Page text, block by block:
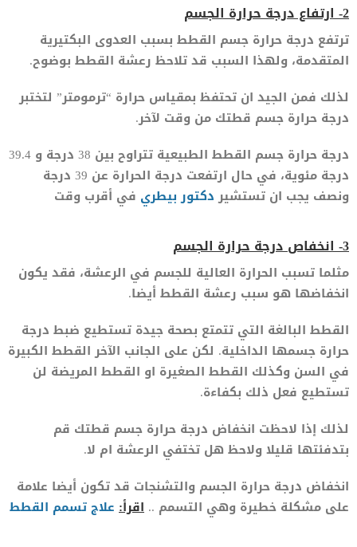
2- ارتفاع درجة حرارة الجسم
ترتفع درجة حرارة جسم القطط بسبب العدوى البكتيرية
المتقدمة، ولهذا السبب قد تلاحظ رعشة القطط بوضوح.
لذلك فمن الجيد ان تحتفظ بمقياس حرارة “ترمومتر” لتختبر
درجة حرارة جسم قطتك من وقت لآخر.
درجة حرارة جسم القطط الطبيعية تتراوح بين 38 درجة و 39.4
درجة مئوية، في حال ارتفعت درجة الحرارة عن 39 درجة
ونصف يجب ان تستشيردكتور بيطري في أقرب وقت
3- انخفاص درجة حرارة الجسم
مثلما تسبب الحرارة العالية للجسم في الرعشة، فقد يكون
انخفاضها هو سبب رعشة القطط أيضا.
القطط البالغة التي تتمتع بصحة جيدة تستطيع ضبط درجة
حرارة جسمها الداخلية. لكن على الجانب الآخر القطط الكبيرة
في السن وكذلك القطط الصغيرة او القطط المريضة لن
تستطيع فعل ذلك بكفاءة.
لذلك إذا لاحظت انخفاض درجة حرارة جسم قطتك قم
بتدفئتها قليلا ولاحظ هل تختفي الرعشة ام لا.
انخفاض درجة حرارة الجسم والتشنجات قد تكون أيضا علامة
على مشكلة خطيرة وهي التسمم .. اقرأ: علاج تسمم القطط